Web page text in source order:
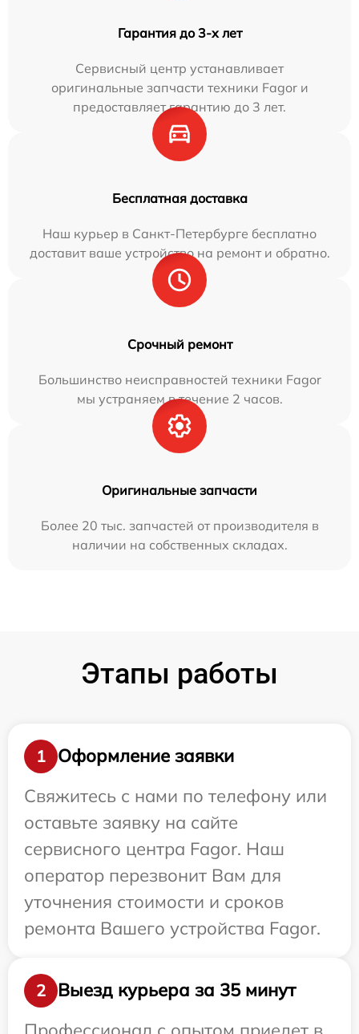
Гарантия до 3-х лет
Сервисный центр устанавливает
оригинальные запчасти техники Fagor и
предоставляет гарантию до 3 лет.
Бесплатная доставка
Наш курьер в Санкт-Петербурге бесплатно
доставит ваше устройство на ремонт и обратно.
Срочный ремонт
Большинство неисправностей техники Fagor
мы устраняем в течение 2 часов.
Оригинальные запчасти
Более 20 тыс. запчастей от производителя в
наличии на собственных складах.
Этапы работы
1
Оформление заявки
Свяжитесь с нами по телефону или
оставьте заявку на сайте
сервисного центра Fagor. Наш
оператор перезвонит Вам для
уточнения стоимости и сроков
ремонта Вашего устройства Fagor.
2
Выезд курьера за 35 минут